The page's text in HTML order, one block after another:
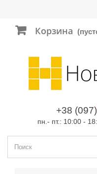
Корзина
+38 (097)
пн.- пт.: 10:00 -